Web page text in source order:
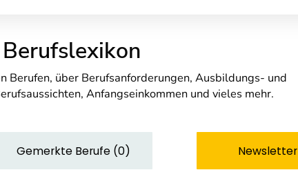
Berufen, über Berufsanforderungen, Ausbildungs- und
Anfangseinkommen und vieles mehr.
Gemerkte Berufe (0) Newsletter